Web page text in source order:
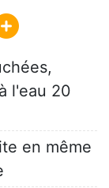
l'eau 20
en même